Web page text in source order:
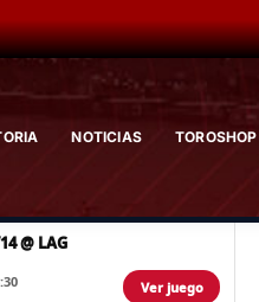
NOTICIAS TOROSHOP
@ LAG
Ver juego